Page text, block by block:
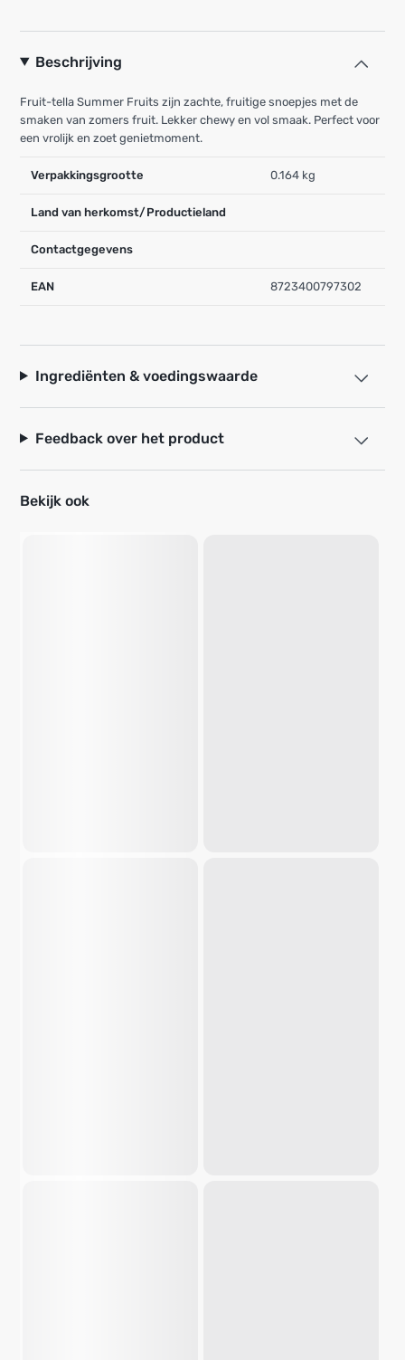
Beschrijving
Fruit-tella Summer Fruits zijn zachte, fruitige snoepjes met de
smaken van zomers fruit. Lekker chewy en vol smaak. Perfect voor
een vrolijk en zoet genietmoment.
Verpakkingsgrootte 0.164 kg
Land van herkomst/Productieland
Contactgegevens
EAN 8723400797302
Ingrediënten & voedingswaarde
Feedback over het product
Bekijk ook